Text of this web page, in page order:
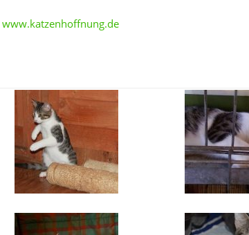
www.katzenhoffnung.de